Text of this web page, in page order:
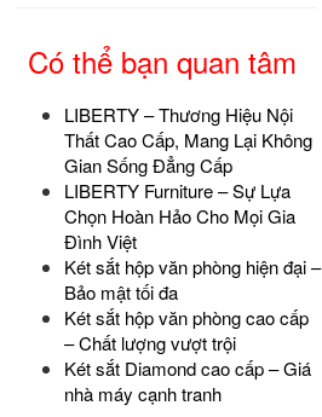
Có thể bạn quan tâm
LIBERTY – Thương Hiệu Nội
Thất Cao Cấp, Mang Lại Không
Gian Sống Đẳng Cấp
LIBERTY Furniture – Sự Lựa
Chọn Hoàn Hảo Cho Mọi Gia
Đình Việt
Két sắt hộp văn phòng hiện đại –
Bảo mật tối đa
Két sắt hộp văn phòng cao cấp
– Chất lượng vượt trội
Két sắt Diamond cao cấp – Giá
nhà máy cạnh tranh